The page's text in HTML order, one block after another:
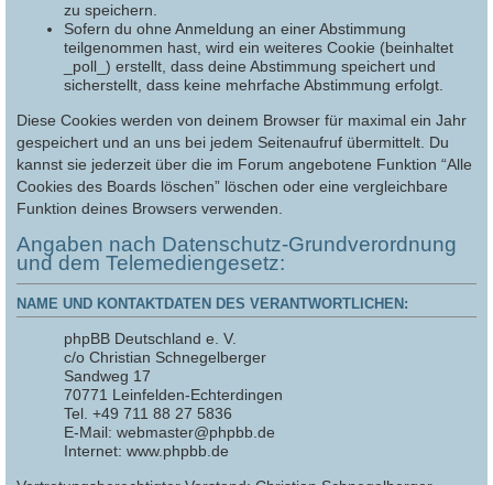
zu speichern.
Sofern du ohne Anmeldung an einer Abstimmung
teilgenommen hast, wird ein weiteres Cookie (beinhaltet
_poll_) erstellt, dass deine Abstimmung speichert und
sicherstellt, dass keine mehrfache Abstimmung erfolgt.
Diese Cookies werden von deinem Browser für maximal ein Jahr
gespeichert und an uns bei jedem Seitenaufruf übermittelt. Du
kannst sie jederzeit über die im Forum angebotene Funktion “Alle
Cookies des Boards löschen” löschen oder eine vergleichbare
Funktion deines Browsers verwenden.
Angaben nach Datenschutz-Grundverordnung
und dem Telemediengesetz:
NAME UND KONTAKTDATEN DES VERANTWORTLICHEN:
phpBB Deutschland e. V.
c/o Christian Schnegelberger
Sandweg 17
70771 Leinfelden-Echterdingen
Tel. +49 711 88 27 5836
E-Mail: webmaster@phpbb.de
Internet: www.phpbb.de